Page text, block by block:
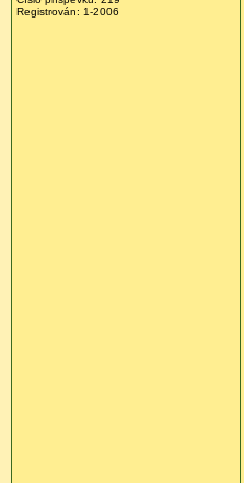
Registrován: 1-2006